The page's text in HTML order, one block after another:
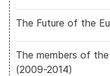
The Future of the
The members of
(2009-2014)